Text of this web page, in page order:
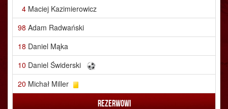
4 Maciej Kazimierowicz
98 Adam Radwański
18 Daniel Mąka
10 Daniel Świderski
20 Michał Miller
Rezerwowi